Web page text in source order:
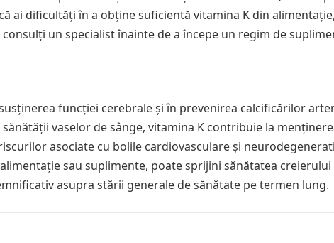
ai dificultăți în a obține suficientă vitamina K din
un specialist înainte de a începe un regim de
funcției cerebrale și în prevenirea calcificărilor
vaselor de sânge, vitamina K contribuie la
asociate cu bolile cardiovasculare și
sau suplimente, poate sprijini sănătatea creierului
asupra stării generale de sănătate pe termen lung.